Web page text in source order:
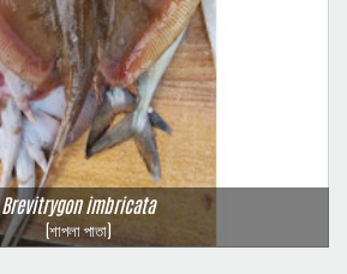
Brevitrygon imbricata
(শাপলা পাতা)